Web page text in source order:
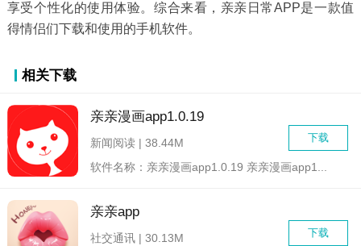
享受个性化的使用体验。综合来看，亲亲日常APP是一款值
得情侣们下载和使用的手机软件。
相关下载
亲亲漫画app1.0.19
下载
新闻阅读 | 38.44M
软件名称：亲亲漫画app1.0.19 亲亲漫画app1...
亲亲app
下载
社交通讯 | 30.13M